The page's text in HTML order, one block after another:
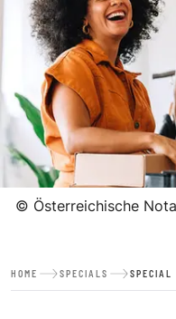
© Österreichische
HOME SPECIALS SPECIAL